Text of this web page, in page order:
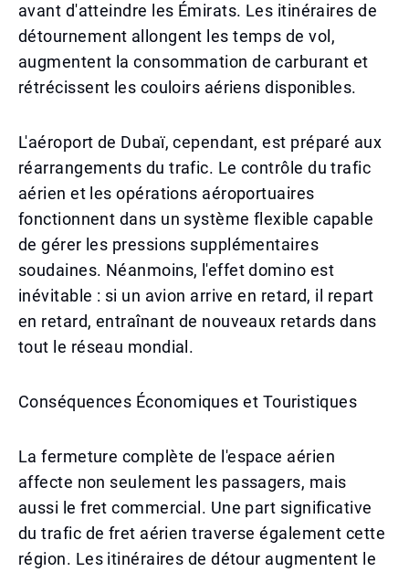
avant d'atteindre les Émirats. Les itinéraires de
détournement allongent les temps de vol,
augmentent la consommation de carburant et
rétrécissent les couloirs aériens disponibles.
L'aéroport de Dubaï, cependant, est préparé aux
réarrangements du trafic. Le contrôle du trafic
aérien et les opérations aéroportuaires
fonctionnent dans un système flexible capable
de gérer les pressions supplémentaires
soudaines. Néanmoins, l'effet domino est
inévitable : si un avion arrive en retard, il repart
en retard, entraînant de nouveaux retards dans
tout le réseau mondial.
Conséquences Économiques et Touristiques
La fermeture complète de l'espace aérien
affecte non seulement les passagers, mais
aussi le fret commercial. Une part significative
du trafic de fret aérien traverse également cette
région. Les itinéraires de détour augmentent le